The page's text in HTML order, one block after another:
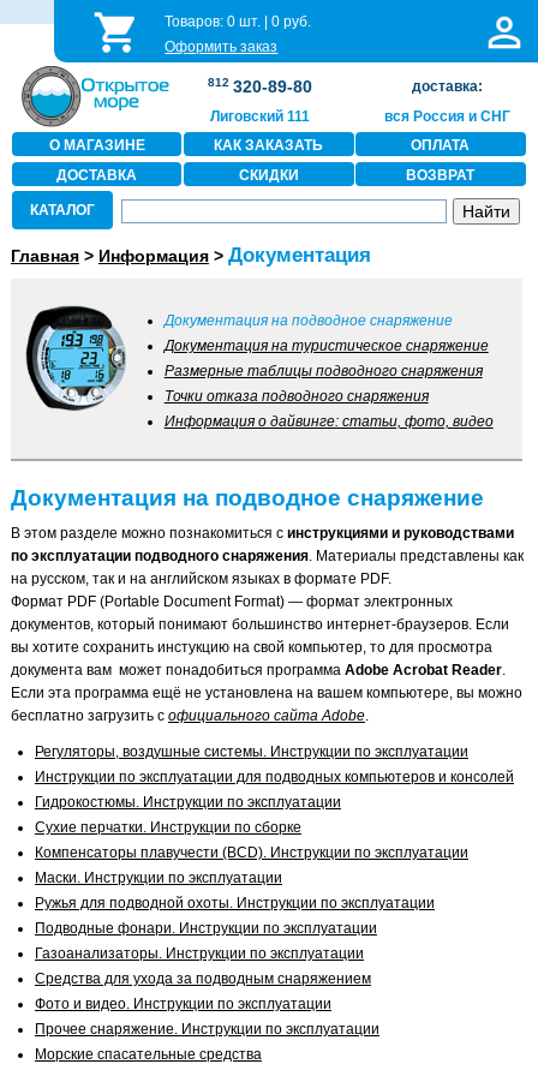
Товаров:0 шт. |0 руб.
Оформить заказ
812 320-89-80
Лиговский 111
доставка:
вся Россия и СНГ
О МАГАЗИНЕ
КАК ЗАКАЗАТЬ
ОПЛАТА
ДОСТАВКА
СКИДКИ ВОЗВРАТ
КАТАЛОГ
Главная> Информация> Документация
Документация на подводное снаряжение
Документация на туристическое снаряжение
Размерные таблицы подводного снаряжения
Точки отказа подводного снаряжения
Информация о дайвинге: статьи, фото, видео
Документация на подводное снаряжение
В этом разделе можно познакомиться с инструкциями и руководствами
по эксплуатации подводного снаряжения. Материалы представлены как
на русском, так и на английском языках в формате PDF.
Формат PDF (Portable Document Format) — формат электронных
документов, который понимают большинство интернет-браузеров. Если
вы хотите сохранить инстукцию на свой компьютер, то для просмотра
документа вам может понадобиться программаAdobe Acrobat Reader.
Если эта программа ещё не установлена на вашем компьютере, вы можно
бесплатно загрузить с официального сайта Adobe.
Регуляторы, воздушные системы. Инструкции по эксплуатации
Инструкции по эксплуатации для подводных компьютеров и консолей
Гидрокостюмы. Инструкции по эксплуатации
Сухие перчатки. Инструкции по сборке
Компенсаторы плавучести (BCD). Инструкции по эксплуатации
Маски. Инструкции по эксплуатации
Ружья для подводной охоты. Инструкции по эксплуатации
Подводные фонари. Инструкции по эксплуатации
Газоанализаторы. Инструкции по эксплуатации
Средства для ухода за подводным снаряжением
Фото и видео. Инструкции по эксплуатации
Прочее снаряжение. Инструкции по эксплуатации
Морские спасательные средства